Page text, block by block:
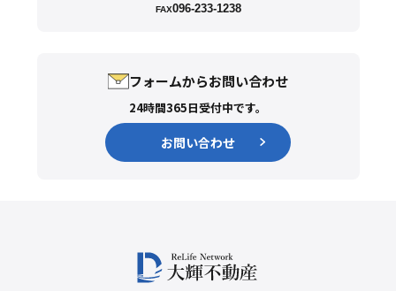
FAX096-233-1238
フォームからお問い合わせ
24時間365日受付中です。
お問い合わせ